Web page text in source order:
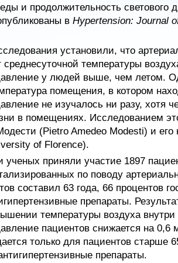
и продолжительность светового
в Hypertension: Journal
установили, что
среднесуточной температуры
у людей выше, чем летом.
помещения, в котором
не изучалось ни разу, хотя
в помещениях. Исследованием
(Pietro Amedeo Modesti) и его
of Florence).
ученых приняли участие 1897
по поводу
составил 63 года, 66 процентов
препараты.
температуры воздуха
пациентов снижается на 0,6
только для пациентов старше
препараты.